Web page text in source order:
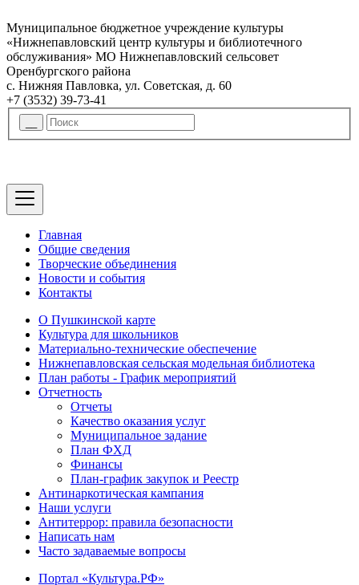
Муниципальное бюджетное учреждение культуры
«Нижнепавловский центр культуры и библиотечного
обслуживания» МО Нижнепавловский сельсовет
Оренбургского района
с. Нижняя Павловка, ул. Советская, д. 60
+7 (3532) 39-73-41
Главная
Общие сведения
Творческие объединения
Новости и события
Контакты
О Пушкинской карте
Культура для школьников
Материально-технические обеспечение
Нижнепавловская сельская модельная библиотека
План работы - График мероприятий
Отчетность
Отчеты
Качество оказания услуг
Муниципальное задание
План ФХД
Финансы
План-график закупок и Реестр
Антинаркотическая кампания
Наши услуги
Антитеррор: правила безопасности
Написать нам
Часто задаваемые вопросы
Портал «Культура.РФ»